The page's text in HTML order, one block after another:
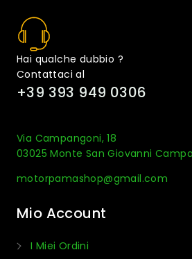
Hai qualche dubbio ?
Contattaci al
+39 393 949 0306
Via Campangoni, 18
03025 Monte San Giovanni
motorpamashop@gmail.com
Mio Account
I Miei Ordini